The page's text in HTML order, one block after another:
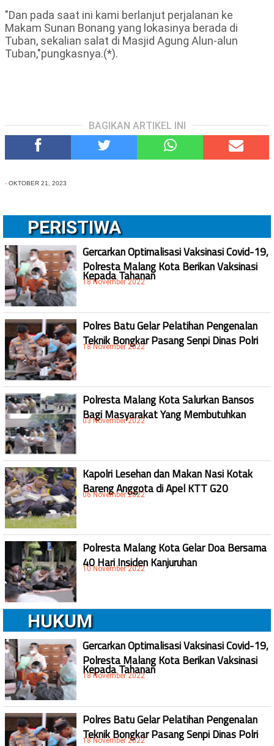
"Dan pada saat ini kami berlanjut perjalanan ke
Makam Sunan Bonang yang lokasinya berada di
Tuban, sekalian salat di Masjid Agung Alun-alun
Tuban,"pungkasnya.(*).
BAGIKAN ARTIKEL INI
- OKTOBER 21, 2023
PERISTIWA
Gercarkan Optimalisasi Vaksinasi Covid-19,
Polresta Malang Kota Berikan Vaksinasi
Kepada Tahanan
18 November 2022
Polres Batu Gelar Pelatihan Pengenalan
Teknik Bongkar Pasang Senpi Dinas Polri
18 November 2022
Polresta Malang Kota Salurkan Bansos
Bagi Masyarakat Yang Membutuhkan
03 November 2022
Kapolri Lesehan dan Makan Nasi Kotak
Bareng Anggota di Apel KTT G20
06 November 2022
Polresta Malang Kota Gelar Doa Bersama
40 Hari Insiden Kanjuruhan
10 November 2022
HUKUM
Gercarkan Optimalisasi Vaksinasi Covid-19,
Polresta Malang Kota Berikan Vaksinasi
Kepada Tahanan
18 November 2022
Polres Batu Gelar Pelatihan Pengenalan
Teknik Bongkar Pasang Senpi Dinas Polri
18 November 2022